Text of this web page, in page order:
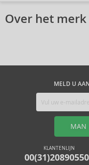
Over het merk
MELD U
MAN
KLANTENLIJN